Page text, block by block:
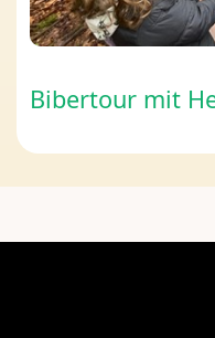
Bibertour mit